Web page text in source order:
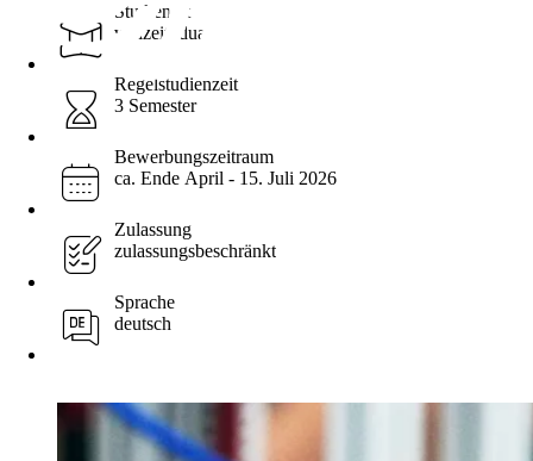
Studienart
vollzeit, dual
Regelstudienzeit
3 Semester
Bewerbungszeitraum
ca. Ende April - 15. Juli 2026
Zulassung
zulassungsbeschränkt
Sprache
deutsch